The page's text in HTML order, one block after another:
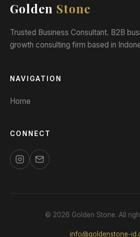
Golden Stone
Trusted Business Consultant. B2B
growth consulting firm based in
NAVIGATION
Home
CONNECT
© 2026 Golden Stone. All
info@goldenstone-